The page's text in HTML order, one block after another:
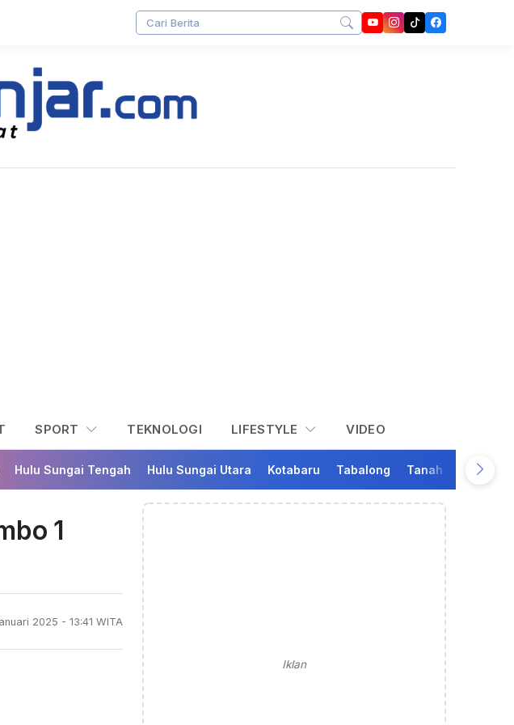
SPORT TEKNOLOGI LIFESTYLE VIDEO
Hulu Sungai Tengah Hulu Sungai Utara Kotabaru Tabalong Tanah Bumbu
1
2025 - 13:41 WITA
Iklan